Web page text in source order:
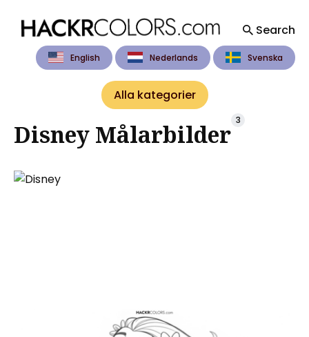
Search
English Nederlands Svenska
Search
Alla kategorier
Disney Målarbilder 3